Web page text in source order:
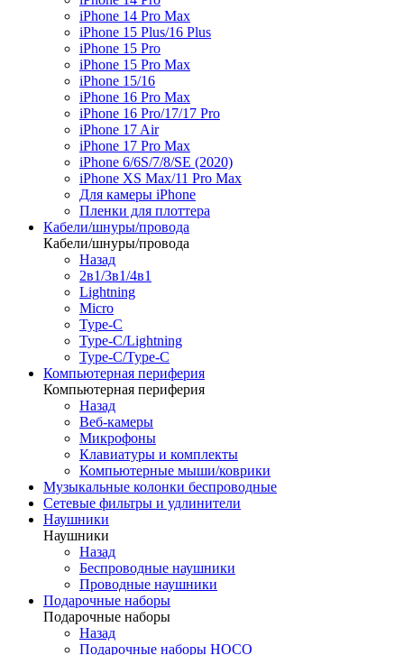
iPhone 14 Pro Max
iPhone 15 Plus/16 Plus
iPhone 15 Pro
iPhone 15 Pro Max
iPhone 15/16
iPhone 16 Pro Max
iPhone 16 Pro/17/17 Pro
iPhone 17 Air
iPhone 17 Pro Max
iPhone 6/6S/7/8/SE (2020)
iPhone XS Max/11 Pro Max
Для камеры iPhone
Пленки для плоттера
Кабели/шнуры/провода
Кабели/шнуры/провода
Назад
2в1/3в1/4в1
Lightning
Micro
Type-C
Type-C/Lightning
Type-C/Type-C
Компьютерная периферия
Компьютерная периферия
Назад
Веб-камеры
Микрофоны
Клавиатуры и комплекты
Компьютерные мыши/коврики
Музыкальные колонки беспроводные
Сетевые фильтры и удлинители
Наушники
Наушники
Назад
Беспроводные наушники
Проводные наушники
Подарочные наборы
Подарочные наборы
Назад
Подарочные наборы HOCO